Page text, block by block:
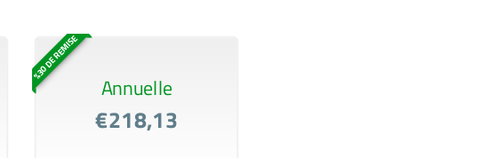
%30 DE REMISE
Annuelle
€218,13